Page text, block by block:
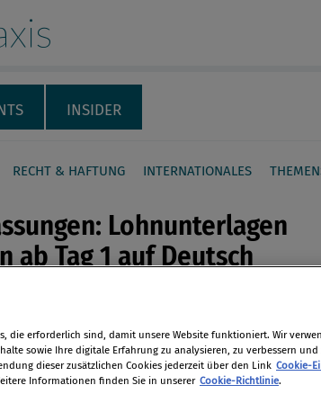
INSIDER
RECHT & HAFTUNG INTERNATIONALES
Lohnunterlagen
ab Tag 1 auf Deutsch
Firmen, die grenzüberschreitend
Arbeitskräfte beschäftigen,
Lohnunterlagen der
die erforderlich sind, damit unsere Website funktioniert. Wir
sowie Ihre digitale Erfahrung zu analysieren, zu verbessern
dieser zusätzlichen Cookies jederzeit über den Link Cookie-
Informationen finden Sie in unserer Cookie-Richtlinie.